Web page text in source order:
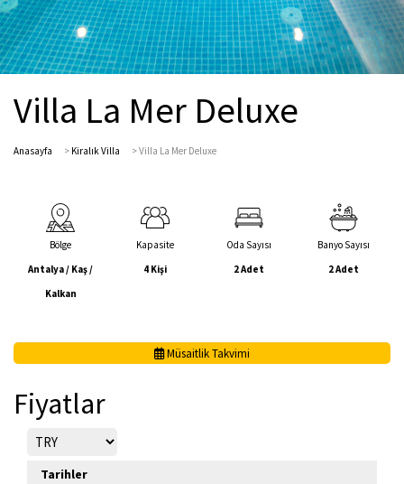
Villa La Mer Deluxe
Anasayfa > Kiralık Villa >Villa La Mer Deluxe
Bölge
Antalya / Kaş /
Kalkan
Kapasite
4 Kişi
Oda Sayısı
2 Adet
Banyo Sayısı
2 Adet
Müsaitlik Takvimi
Fiyatlar
Tarihler